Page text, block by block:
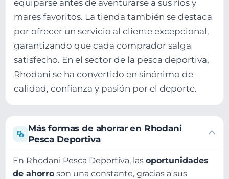
equiparse antes de aventurarse a sus ríos y
mares favoritos. La tienda también se destaca
por ofrecer un servicio al cliente excepcional,
garantizando que cada comprador salga
satisfecho. En el sector de la pesca deportiva,
Rhodani se ha convertido en sinónimo de
calidad, confianza y pasión por el deporte.
Más formas de ahorrar en Rhodani
Pesca Deportiva
En Rhodani Pesca Deportiva, las oportunidades
de ahorro son una constante, gracias a sus